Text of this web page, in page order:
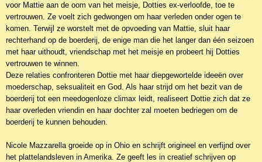
voor Mattie aan de oom van het meisje, Dotties ex-verloofde, toe te
vertrouwen. Ze voelt zich gedwongen om haar verleden onder ogen te
komen. Terwijl ze worstelt met de opvoeding van Mattie, sluit haar
rechterhand op de boerderij, de enige man die het langer dan één seizoen
met haar uithoudt, vriendschap met het meisje en probeert hij Dotties
vertrouwen te winnen.
Deze relaties confronteren Dottie met haar diepgewortelde ideeën over
moederschap, seksualiteit en God. Als haar strijd om het bezit van de
boerderij tot een meedogenloze climax leidt, realiseert Dottie zich dat ze
haar overleden vriendin en haar dochter zal moeten bedriegen om de
boerderij te kunnen behouden.
Nicole Mazzarella groeide op in Ohio en schrijft origineel en verfijnd over
het plattelandsleven in Amerika. Ze geeft les in creatief schrijven op